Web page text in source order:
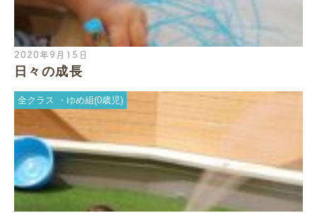
2020年9月15日
日々の成長
全クラス ゆめ組(0歳児)